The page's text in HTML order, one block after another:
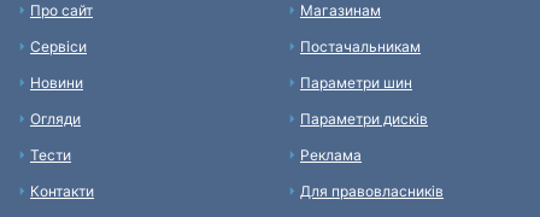
Про сайт
Сервіси
Новини
Огляди
Тести
Контакти
Магазинам
Постачальникам
Параметри шин
Параметри дисків
Реклама
Для правовласників